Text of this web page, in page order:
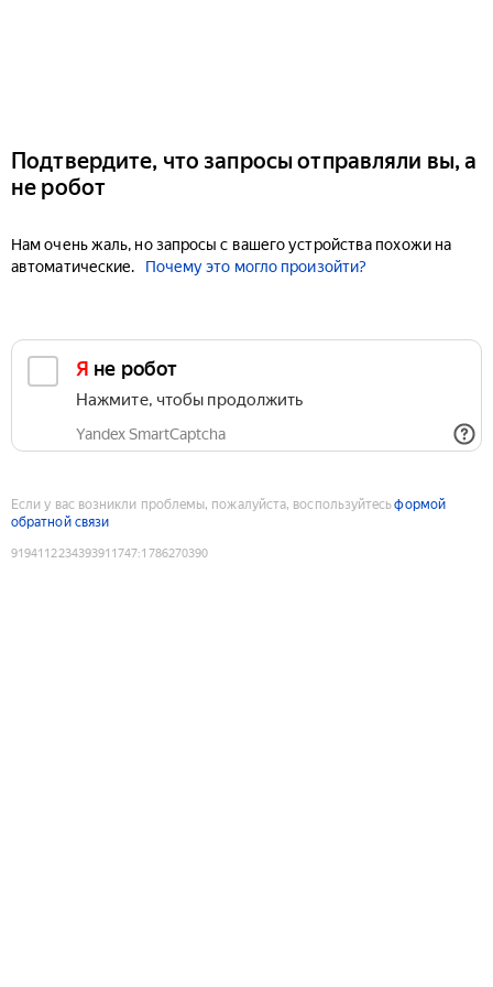
Подтвердите, что запросы отправляли вы, а
не робот
Нам очень жаль, но запросы с вашего устройства похожи на
автоматические.
Почему это могло произойти?
Я не робот
Нажмите, чтобы продолжить
Yandex SmartCaptcha
Если у вас возникли проблемы, пожалуйста, воспользуйтесьформой
обратной связи
9194112234393911747:1786270390